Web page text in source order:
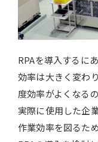
RPAを導入するに
効率は大きく変わ
度効率がよくなる
実際に使用した企
作業効率を図るた